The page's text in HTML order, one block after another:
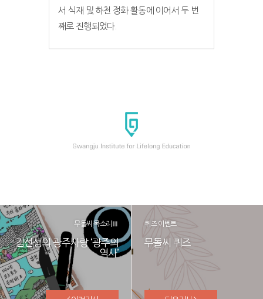
서 식재 및 하천 정화 활동에 이어서 두 번
째로 진행되었다.
무돌씨 목소리Ⅲ
김선생의 광주사랑 ‘광주의
역사’
퀴즈 이벤트
무돌씨 퀴즈